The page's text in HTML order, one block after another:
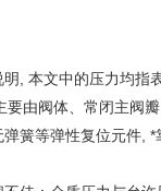
,
本文中的压力均指
要由阀体、常闭主阀
簧等弹性复位元件, *